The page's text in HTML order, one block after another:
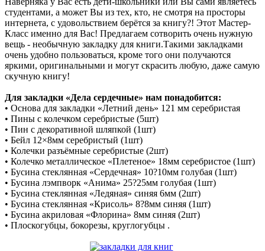
студентами, а может Вы из тех, кто, не смотря на просторы
интернета, с удовольствием берётся за книгу?! Этот Мастер-
Класс именно для Вас! Предлагаем сотворить очень нужную
вещь - необычную закладку для книги.Такими закладками
очень удобно пользоваться, кроме того они получаются
яркими, оригинальными и могут скрасить любую, даже самую
скучную книгу!
Для закладки «Дела сердечные» нам понадобится:
• Основа для закладки «Летний день» 121 мм серебристая
• Пины с колечком серебристые (5шт)
• Пин с декоративной шляпкой (1шт)
• Бейл 12×8мм серебристый (1шт)
• Колечки разъёмные серебристые (2шт)
• Колечко металлическое «Плетеное» 18мм серебристое (1шт)
• Бусина стеклянная «Сердечная» 10?10мм голубая (1шт)
• Бусина лэмпворк «Анима» 25?25мм голубая (1шт)
• Бусина стеклянная «Ледяная» синяя 6мм (2шт)
• Бусина стеклянная «Крисоль» 8?8мм синяя (1шт)
• Бусина акриловая «Флорина» 8мм синяя (2шт)
• Плоскогубцы, бокорезы, круглогубцы .